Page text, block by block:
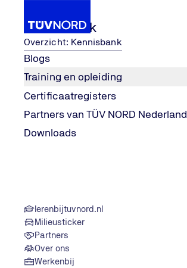
Kennisbank
Overzicht: Kennisbank
Blogs
Training en opleiding
Certificaatregisters
Partners van TÜV NORD Nederland
Downloads
lerenbijtuvnord.nl
Milieusticker
Partners
Over ons
Werkenbij
Home
Diensten en certificeringen